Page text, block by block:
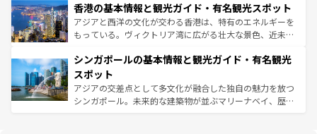
とつ。フォーやバインミー、ベトナムコーヒーなどは、ぜ
ひ現地で味わいたい。どの地域を訪れてもあたたかい人々
が旅行者を迎えてくれるので、きっと忘れられない旅にな
参照してほしい。
の活気が交差している。北部ではチェンマイなどの山岳地
帯で自然と触れ合い、南部ではプーケットやクラビの美し
いビーチでリゾート気分を楽しむことができる。タイ料理
激する。気候は一年中温暖で、どの季節にも異なる楽しみ
が待っている。親しみやすいタイの人々、仏教を中心とし
た文化、そして多様な観光資源が、訪れる旅人を魅了し続
ける。 なお、新着のタイ情報はコンテンツ一覧を参照して
香港の基本情報と観光ガイド・有名観光スポット
アジアと西洋の文化が交わる香港は、特有のエネルギーを
もっている。ヴィクトリア湾に広がる壮大な景色、近未来
み、どこを訪れても感動するはず。観光スポットが密集し
ており、効率よく見どころを回れるのも魅力。息をのむよ
うな絶景から文化的な体験まで、香港を存分に楽しみ尽く
そう。 なお、新着の香港情報はコンテンツ一覧を参照して
シンガポールの基本情報と観光ガイド・有名観光
スポット
アジアの交差点として多文化が融合した独自の魅力を放つ
シンガポール。未来的な建築物が並ぶマリーナベイ、歴史